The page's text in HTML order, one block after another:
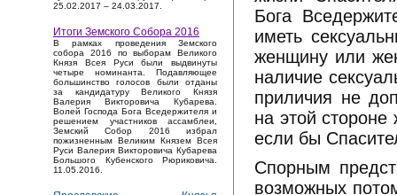
25.02.2017 – 24.03.2017.
Итоги Земского Собора 2016
В рамках проведения Земского
собора 2016 по выборам Великого
Князя Всея Руси были выдвинуты
четыре номинанта. Подавляющее
большинство голосов были отданы
за кандидатуру Великого Князя
Валерия Викторовича Кубарева.
Волей Господа Бога Вседержителя и
решением участников ассамблеи,
Земский Собор 2016 избрал
пожизненным Великим Князем Всея
Руси Валерия Викторовича Кубарева
Большого Кубенского Рюриковича.
11.05.2016.
Бога
иметь
женщину или
наличие
приличия не
на этой
если бы
Спорным
возможных